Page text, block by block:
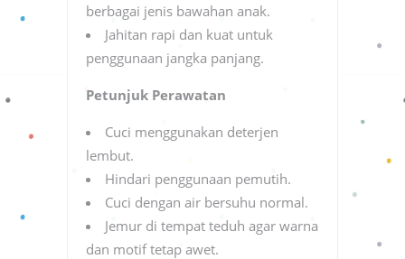
berbagai jenis bawahan anak.
Jahitan rapi dan kuat untuk
penggunaan jangka panjang.
Petunjuk Perawatan
Cuci menggunakan deterjen
lembut.
Hindari penggunaan pemutih.
Cuci dengan air bersuhu normal.
Jemur di tempat teduh agar warna
dan motif tetap awet.